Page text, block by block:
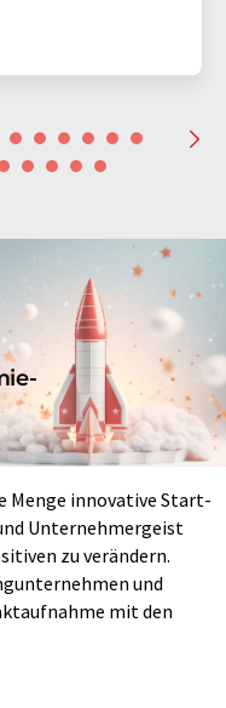
Menge innovative Start-
Unternehmergeist
zu verändern.
und
mit den